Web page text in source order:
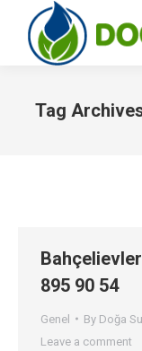
Tag
895 90 54
Genel By Doğa
Leave a comment